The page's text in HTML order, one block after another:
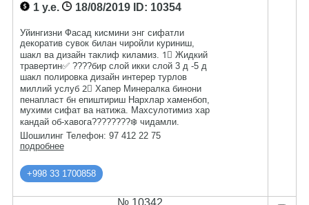
1 у.е. 18/08/2019ID: 10354
Уйингизни Фасад кисмини энг сифатли
декоратив сувок билан чиройли куриниш,
шакл ва дизайн таклиф киламиз. 1⃣ Жидкий
травертин✅ ????бир слой икки слой 3 д -5 д
шакл полировка дизайн интерер турлов
миллий услуб 2⃣ Хапер Минералка бинони
пенапласт бн епиштириш Нархлар хаменбоп,
мухими сифат ва натижа. Махсулотимиз хар
кандай об-хавога????????❄️ чидамли.
Шошилинг Телефон: 97 412 22 75
подробнее
+998 33 1700858